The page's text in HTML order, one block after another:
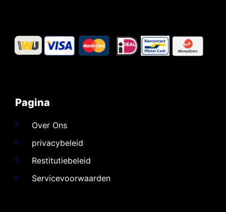
Pagina
Over Ons
privacybeleid
Restitutiebeleid
Servicevoorwaarden